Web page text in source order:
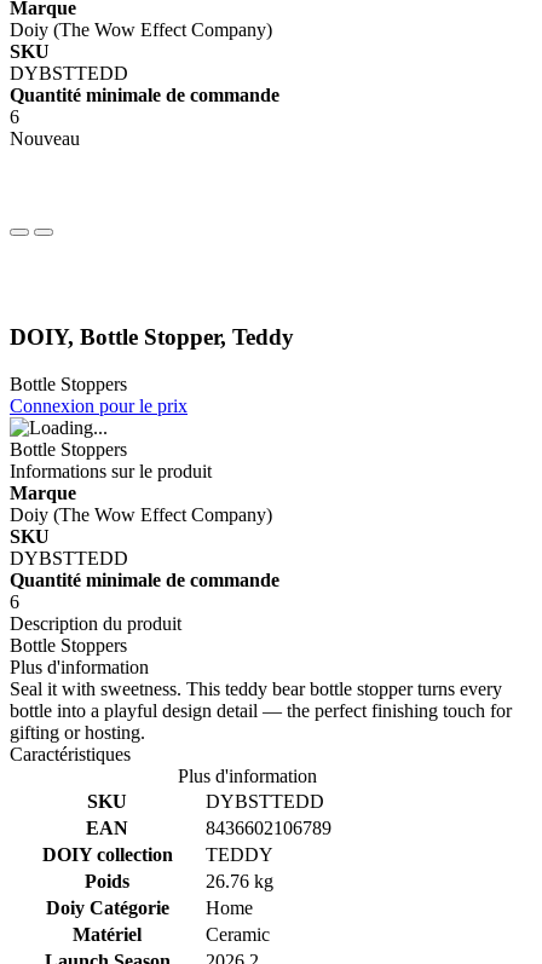
Marque
Doiy (The Wow Effect Company)
SKU
DYBSTTEDD
Quantité minimale de commande
6
Nouveau
DOIY, Bottle Stopper, Teddy
Bottle Stoppers
Connexion pour le prix
Bottle Stoppers
Informations sur le produit
Marque
Doiy (The Wow Effect Company)
SKU
DYBSTTEDD
Quantité minimale de commande
6
Description du produit
Bottle Stoppers
Plus d'information
Seal it with sweetness. This teddy bear bottle stopper turns every
bottle into a playful design detail — the perfect finishing touch for
gifting or hosting.
Caractéristiques
Plus d'information
SKU
DYBSTTEDD
EAN
8436602106789
DOIY collection
TEDDY
Poids
26.76 kg
Doiy Catégorie
Home
Matériel
Ceramic